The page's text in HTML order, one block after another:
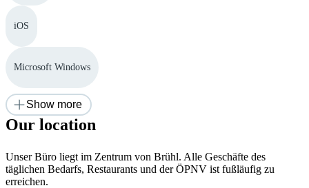
iOS
Microsoft Windows
Show more
Our location
Unser Büro liegt im Zentrum von Brühl. Alle Geschäfte des
täglichen Bedarfs, Restaurants und der ÖPNV ist fußläufig zu
erreichen.